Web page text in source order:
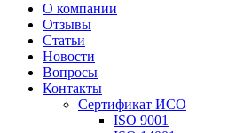
О компании
Отзывы
Статьи
Новости
Вопросы
Контакты
Сертификат ИСО
ISO 9001